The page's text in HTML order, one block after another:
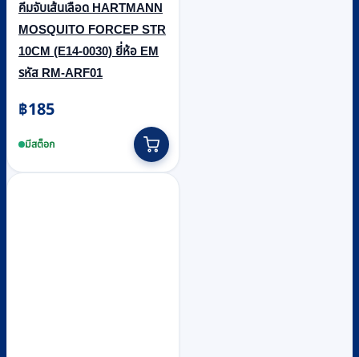
คีมจับเส้นเลือด HARTMANN
MOSQUITO FORCEP STR
10CM (E14-0030) ยี่ห้อ EM
รหัส RM-ARF01
฿185
มีสต็อก